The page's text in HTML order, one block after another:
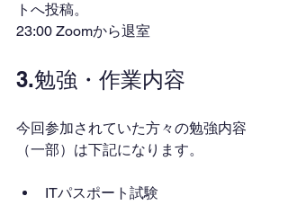
トへ投稿。
23:00 Zoomから退室
3.勉強・作業内容
今回参加されていた方々の勉強内容
（一部）は下記になります。
ITパスポート試験